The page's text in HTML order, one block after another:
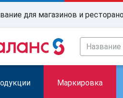
для магазинов и
Маркировка